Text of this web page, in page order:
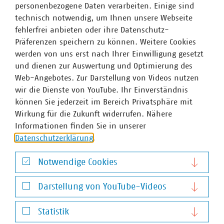
personenbezogene Daten verarbeiten. Einige sind
technisch notwendig, um Ihnen unsere Webseite
fehlerfrei anbieten oder ihre Datenschutz-
Präferenzen speichern zu können. Weitere Cookies
werden von uns erst nach Ihrer Einwilligung gesetzt
und dienen zur Auswertung und Optimierung des
Web-Angebotes. Zur Darstellung von Videos nutzen
wir die Dienste von YouTube. Ihr Einverständnis
können Sie jederzeit im Bereich Privatsphäre mit
Wirkung für die Zukunft widerrufen. Nähere
Informationen finden Sie in unserer
Datenschutzerklärung
Notwendige Cookies
Notwendige Cookies
Darstellung von YouTube-Videos
Darstellung von YouTube-Videos
Statistik